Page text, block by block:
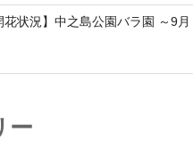
状況】中之島公園バラ園 ～9月
ー